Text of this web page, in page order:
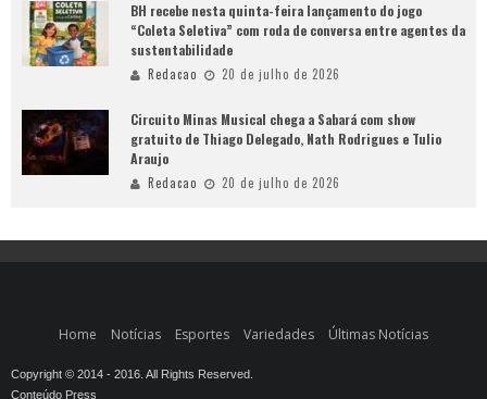
BH recebe nesta quinta-feira lançamento do jogo
“Coleta Seletiva” com roda de conversa entre agentes da
sustentabilidade
Redacao 20 de julho de 2026
Circuito Minas Musical chega a Sabará com show
gratuito de Thiago Delegado, Nath Rodrigues e Tulio
Araujo
Redacao 20 de julho de 2026
Home Notícias Esportes Variedades Últimas Notícias
Copyright © 2014 - 2016. All Rights Reserved.
Conteúdo Press